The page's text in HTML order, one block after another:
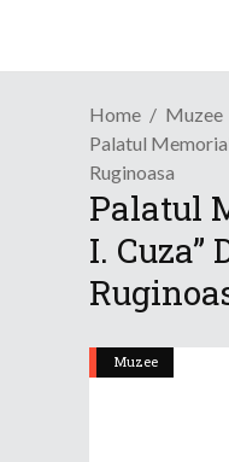
Home
Muzee
Palatul Memorial
Ruginoasa
Palatul
I. Cuza”
Muzee